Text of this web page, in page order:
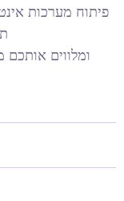
פיתוח מערכות
ומלווים